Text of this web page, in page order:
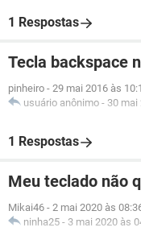
1 Respostas
Tecla backspace
pinheiro - 29 mai 2016 às
usuário anônimo - 30 mai
1 Respostas
Meu teclado não
Mikai46 - 2 mai 2020 às
ninha25 - 3 mai 2020 às